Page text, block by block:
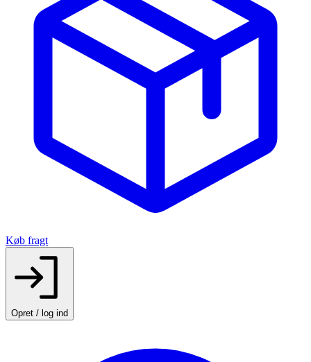
Køb fragt
Opret / log ind